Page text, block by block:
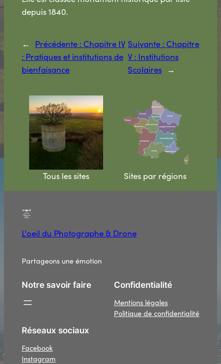
depuis 1840.
← Précédente : Chapitre IV
: Pratiques et institutions de
bienfaisance
Suivante : Chapitre
V : Institutions
Scolaires →
Tous les sites Sites par régions
L'oeil du Photographe & Drone
Partageons une émotion
Notre savoir faire
Confidentialité
Mentions légales
Politique de confidentialité
Réseaux sociaux
Facebook
Instagram